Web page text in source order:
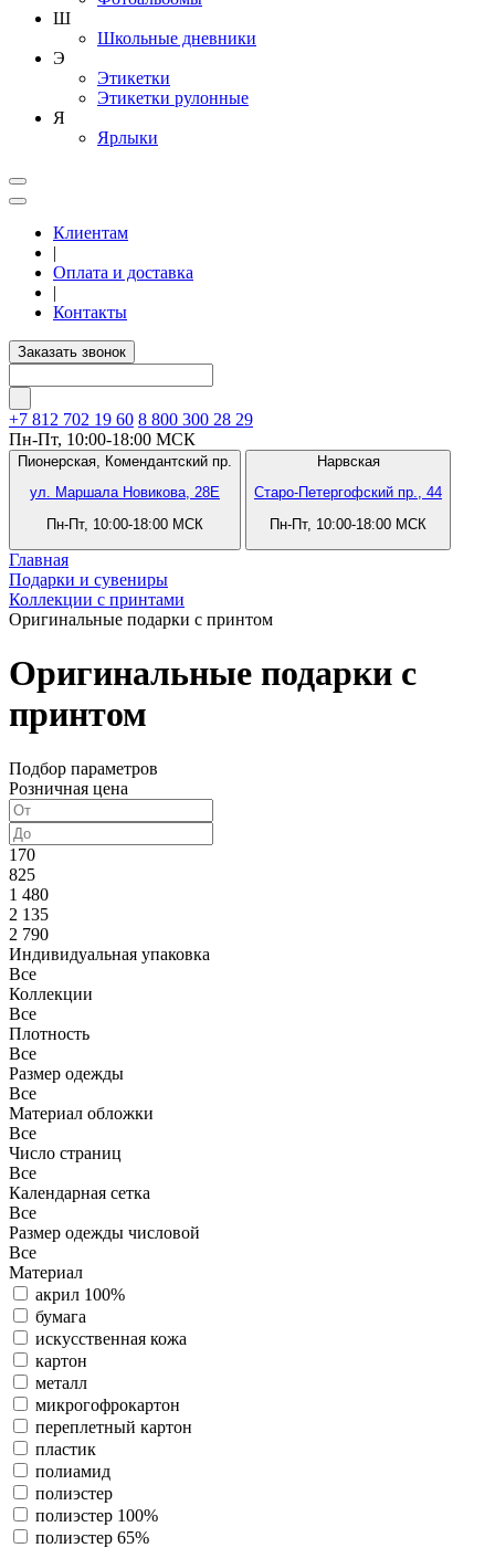
Ш
Школьные дневники
Э
Этикетки
Этикетки рулонные
Я
Ярлыки
Клиентам
|
Оплата и доставка
|
Контакты
Заказать звонок
+7 812 702 19 60 8 800 300 28 29
Пн-Пт, 10:00-18:00 МСК
Пионерская, Комендантский пр.
ул. Маршала Новикова, 28Е
Пн-Пт, 10:00-18:00 МСК
Нарвская
Старо-Петергофский пр., 44
Пн-Пт, 10:00-18:00 МСК
Главная
Подарки и сувениры
Коллекции с принтами
Оригинальные подарки с принтом
Оригинальные подарки с
принтом
Подбор параметров
Розничная цена
170
825
1 480
2 135
2 790
Индивидуальная упаковка
Все
Коллекции
Все
Плотность
Все
Размер одежды
Все
Материал обложки
Все
Число страниц
Все
Календарная сетка
Все
Размер одежды числовой
Все
Материал
акрил 100%
бумага
искусственная кожа
картон
металл
микрогофрокартон
переплетный картон
пластик
полиамид
полиэстер
полиэстер 100%
полиэстер 65%